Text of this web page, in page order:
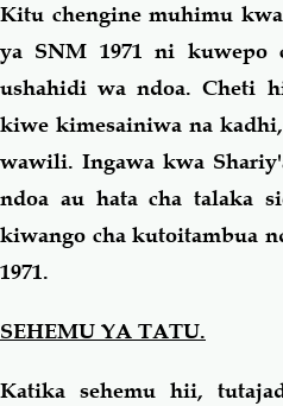
Kitu chengine muhimu
ya SNM 1971 ni kuwepo
ushahidi wa ndoa. Cheti
kiwe kimesainiwa na
wawili. Ingawa kwa
ndoa au hata cha talaka
kiwango cha kutoitambua
1971.
SEHEMU YA TATU.
Katika sehemu hii,